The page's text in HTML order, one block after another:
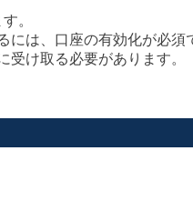
。
は、口座の有効化が必須
受け取る必要があります。